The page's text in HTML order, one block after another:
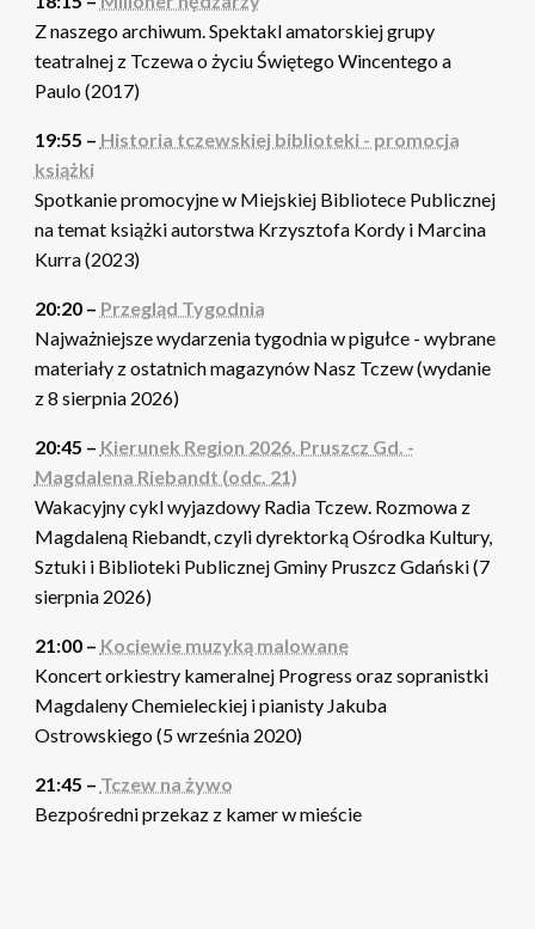
Z naszego archiwum. Spektakl amatorskiej grupy
teatralnej z Tczewa o życiu Świętego Wincentego a
Paulo (2017)
19:55 – Historia tczewskiej biblioteki - promocja
książki
Spotkanie promocyjne w Miejskiej Bibliotece Publicznej
na temat książki autorstwa Krzysztofa Kordy i Marcina
Kurra (2023)
20:20 – Przegląd Tygodnia
Najważniejsze wydarzenia tygodnia w pigułce - wybrane
materiały z ostatnich magazynów Nasz Tczew (wydanie
z 8 sierpnia 2026)
20:45 – Kierunek Region 2026. Pruszcz Gd. -
Magdalena Riebandt (odc. 21)
Wakacyjny cykl wyjazdowy Radia Tczew. Rozmowa z
Magdaleną Riebandt, czyli dyrektorką Ośrodka Kultury,
Sztuki i Biblioteki Publicznej Gminy Pruszcz Gdański (7
sierpnia 2026)
21:00 – Kociewie muzyką malowane
Koncert orkiestry kameralnej Progress oraz sopranistki
Magdaleny Chemieleckiej i pianisty Jakuba
Ostrowskiego (5 września 2020)
21:45 – Tczew na żywo
Bezpośredni przekaz z kamer w mieście